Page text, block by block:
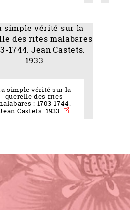
des cookies
simple vérité sur la
querelle des rites
: 1703-1744.
1933